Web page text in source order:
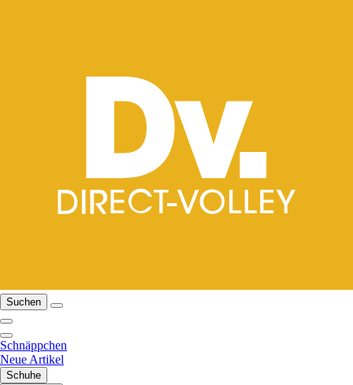
Suchen
Schnäppchen
Neue Artikel
Schuhe